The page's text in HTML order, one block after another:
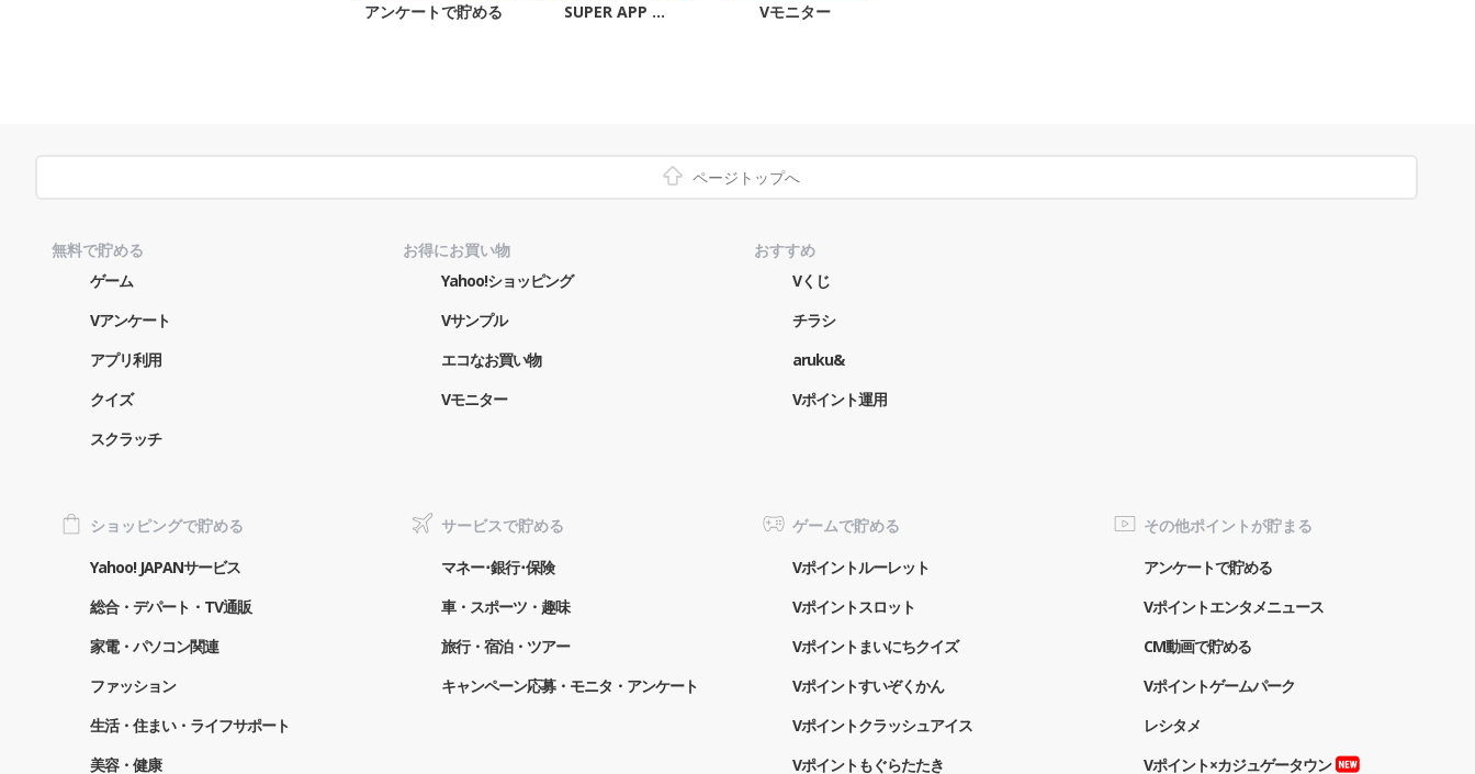
アンケートで貯める SUPER APP … Vモニター
ページトップへ
無料で貯める
ゲーム
Vアンケート
アプリ利用
クイズ
スクラッチ
お得にお買い物
Yahoo!ショッピング
Vサンプル
エコなお買い物
Vモニター
おすすめ
Vくじ
チラシ
aruku&
Vポイント運用
ショッピングで貯める
Yahoo! JAPANサービス
総合・デパート・TV通販
家電・パソコン関連
ファッション
生活・住まい・ライフサポート
美容・健康
サービスで貯める
マネー･銀行･保険
車・スポーツ・趣味
旅行・宿泊・ツアー
キャンペーン応募・モニタ・アンケート
ゲームで貯める
Vポイントルーレット
Vポイントスロット
Vポイントまいにちクイズ
Vポイントすいぞくかん
Vポイントクラッシュアイス
Vポイントもぐらたたき
その他ポイントが貯まる
アンケートで貯める
Vポイントエンタメニュース
CM動画で貯める
Vポイントゲームパーク
レシタメ
Vポイント×カジュゲータウン